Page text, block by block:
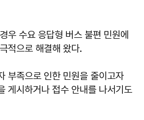
우 수요 응답형 버스 불편 민원에
적으로 해결해 왔다.
부족으로 인한 민원을 줄이고자
게시하거나 접수 안내를 나서기도